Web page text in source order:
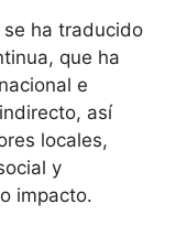
se ha traducido
que ha
e
así
locales,
y
impacto.